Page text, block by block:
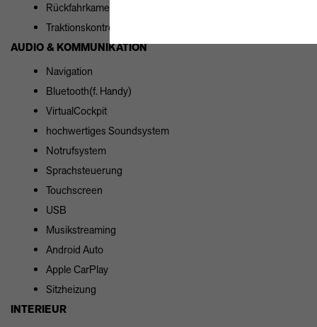
Rückfahrkamera
Traktionskontrolle
AUDIO & KOMMUNIKATION
Navigation
Bluetooth(f. Handy)
VirtualCockpit
hochwertiges Soundsystem
Notrufsystem
Sprachsteuerung
Touchscreen
USB
Musikstreaming
Android Auto
Apple CarPlay
Sitzheizung
INTERIEUR